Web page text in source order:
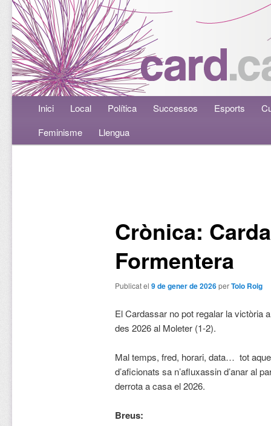
Menú principalAneu al contingut principal
Aneu al contingut secundari
Inici Local Política Successos Esports
Feminisme
Llengua
Crònica:
Formentera
Publicat el 9 de gener de 2026perTolo Roig
El Cardassar no pot regalar la victòria
des 2026 al Moleter (1-2).
Mal temps, fred, horari, data… tot
d’aficionats sa n’afluxassin d’anar al
derrota a casa el 2026.
Breus: